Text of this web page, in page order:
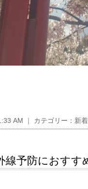
AM ｜ カテゴリー： 新
線予防におすす